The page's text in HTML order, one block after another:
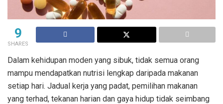
9
SHARES
Dalam kehidupan moden yang sibuk, tidak semua orang
mampu mendapatkan nutrisi lengkap daripada makanan
setiap hari. Jadual kerja yang padat, pemilihan makanan
yang terhad, tekanan harian dan gaya hidup tidak seimbang